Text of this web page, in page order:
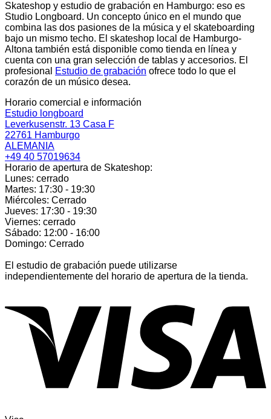
Skateshop y estudio de grabación en Hamburgo: eso es
Studio Longboard. Un concepto único en el mundo que
combina las dos pasiones de la música y el skateboarding
bajo un mismo techo. El skateshop local de Hamburgo-
Altona también está disponible como tienda en línea y
cuenta con una gran selección de tablas y accesorios. El
profesional
Estudio de grabación ofrece todo lo que el
corazón de un músico desea.
Horario comercial e información
Estudio longboard
Leverkusenstr. 13 Casa F
22761 Hamburgo
ALEMANIA
+49 40 57019634
Horario de apertura de Skateshop:
Lunes: cerrado
Martes: 17:30 - 19:30
Miércoles: Cerrado
Jueves: 17:30 - 19:30
Viernes: cerrado
Sábado: 12:00 - 16:00
Domingo: Cerrado
El estudio de grabación puede utilizarse
independientemente del horario de apertura de la tienda.